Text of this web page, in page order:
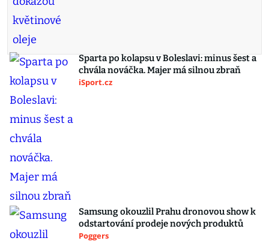
Sparta po kolapsu v Boleslavi: minus šest a
chvála nováčka. Majer má silnou zbraň
iSport.cz
Samsung okouzlil Prahu dronovou show k
odstartování prodeje nových produktů
Poggers